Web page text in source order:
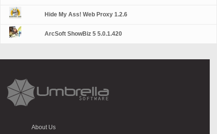
Hide My Ass! Web Proxy 1.2.6
ArcSoft ShowBiz 5 5.0.1.420
About Us